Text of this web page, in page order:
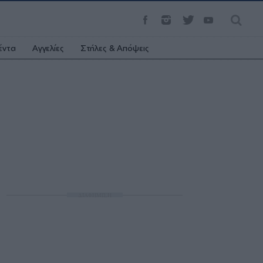
Αγγελίες Στήλες & Απόψεις